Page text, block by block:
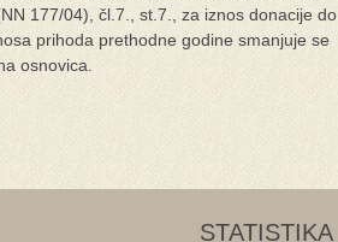
177/04), čl.7., st.7., za iznos donacije do
prihoda prethodne godine smanjuje se
osnovica.
STATISTIKA